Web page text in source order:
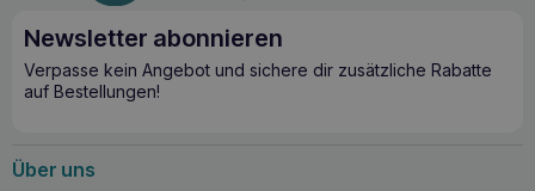
besonders für geschwächte oder wählerische Pferde
wichtig ist. Die Formel wird sowohl zur Vorbeugung als auch
zur Rekonvaleszenz verwendet und unterstützt Pferde
unterschiedlichen Alters und unterschiedlicher Bedürfnisse.
Unterstützt die natürliche Immunität des Körpers mit
Newsletter abonnieren
Verpasse kein Angebot und sichere dir zusätzliche Rabatte
auf Bestellungen!
Über uns